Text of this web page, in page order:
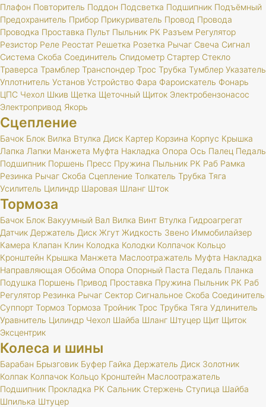
Плафон Повторитель Поддон Подсветка Подшипник Подъёмный
Предохранитель Прибор Прикуриватель Провод Провода
Проводка Проставка Пульт Пыльник РК Разъем Регулятор
Резистор Реле Реостат Решетка Розетка Рычаг Свеча Сигнал
Система Скоба Соединитель Спидометр Стартер Стекло
Траверса Трамблер Транспондер Трос Трубка Тумблер Указатель
Уплотнитель Установ Устройство Фара Фароискатель Фонарь
ЦПС Чехол Шкив Щетка Щеточный Щиток Электробензонасос
Электропривод Якорь
Сцепление
Бачок Блок Вилка Втулка Диск Картер Корзина Корпус Крышка
Лапка Лапки Манжета Муфта Накладка Опора Ось Палец Педаль
Подшипник Поршень Пресс Пружина Пыльник РК Раб Рамка
Резинка Рычаг Скоба Сцепление Толкатель Трубка Тяга
Усилитель Цилиндр Шаровая Шланг Шток
Тормоза
Бачок Блок Вакуумный Вал Вилка Винт Втулка Гидроагрегат
Датчик Держатель Диск Жгут Жидкость Звено Иммобилайзер
Камера Клапан Клин Колодка Колодки Колпачок Кольцо
Кронштейн Крышка Манжета Маслоотражатель Муфта Накладка
Направляющая Обойма Опора Опорный Паста Педаль Планка
Подушка Поршень Привод Проставка Пружина Пыльник РК Раб
Регулятор Резинка Рычаг Сектор Сигнальное Скоба Соединитель
Суппорт Тормоз Тормоза Тройник Трос Трубка Тяга Удлинитель
Уравнитель Цилиндр Чехол Шайба Шланг Штуцер Щит Щиток
Эксцентрик
Колеса и шины
Барабан Брызговик Буфер Гайка Держатель Диск Золотник
Колпак Колпачок Кольцо Кронштейн Маслоотражатель
Подшипник Прокладка РК Сальник Стержень Ступица Шайба
Шпилька Штуцер